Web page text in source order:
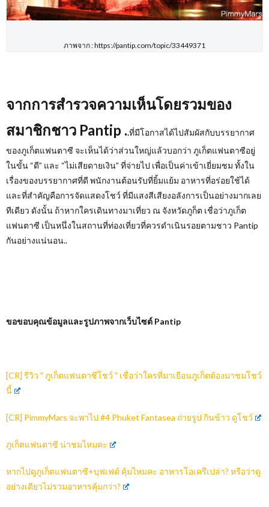
ภาพจาก : https://pantip.com/topic/33449371
จากการสำรวจความเห็นโดยรวมของ
สมาชิกชาว Pantip ..ที่มีโอกาสได้ไปสัมผัสกับบรรยากาศ
ของภูเก็ตแฟนตาซี จะเห็นได้ว่าส่วนใหญ่แล้วบอกว่า ภูเก็ตแฟนตาซีอยู่
ในขั้น “ดี” และ “ไม่เสียดายเงิน” ที่จ่ายไป เพื่อเป็นค่าเข้าเยี่ยมชม ทั้งใน
เรื่องของบรรยากาศที่ดี พนักงานต้อนรับที่ยิ้มแย้ม อาหารที่อร่อยใช้ได้
และที่สำคัญคือการจัดแสดงโชว์ ที่มีแสงสีเสียงอลังการเป็นอย่างมากเลย
ทีเดียว ดังนั้น ถ้าหากใครเดินทางมาเที่ยว ณ จังหวัดภูก็ต เชื่อว่าภูเก็ต
แฟนตาซี เป็นหนึ่งในสถานที่ท่องเที่ยวที่ควรดำเนินรอยตามชาว Pantip
กันอย่างแน่นอน..
ขอขอบคุณข้อมูลและรูปภาพจากเว็บไซต์ Pantip
[CR] รีวิว ” ภูเก็ตแฟนตาซีโชว์ ” เชื่อว่าใครที่มาเยือนภูเก็ตต้องมาชมโชว์
นี้
[CR] PimmyMars จะพาไป #4 Phuket Fantasea ถ่ายรูป กินข้าว ดูโชว์
ภูเก็ตแฟนตาซี น่าชมไหมคะ
หากไปดูภูเก็ตแฟนตาซี+บุฟเฟต์ คุ้มไหมคะ อาหารโอเครึเปล่า? หรือว่าดู
อย่างเดียวไม่รวมอาหารคุ้มกว่า?